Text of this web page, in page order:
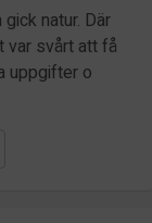
natur. Där
var svårt att få
uppgifter o